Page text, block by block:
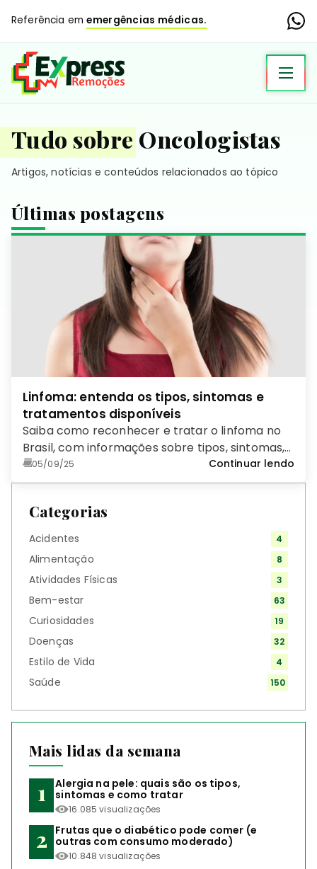
Referência ememergências médicas.
Tudo sobre Oncologistas
Artigos, notícias e conteúdos relacionados ao tópico
Últimas postagens
Linfoma: entenda os tipos, sintomas e
tratamentos disponíveis
Saiba como reconhecer e tratar o linfoma no
Brasil, com informações sobre tipos, sintomas,
diagnósticos e a importância do
acompanhamento médico para uma melhor
05/09/25 Continuar lendo
Categorias
Acidentes 4
Alimentação 8
Atividades Físicas 3
Bem-estar 63
Curiosidades 19
Doenças 32
Estilo de Vida 4
Saúde 150
Mais lidas da semana
Alergia na pele: quais são os tipos,
sintomas e como tratar
16.085 visualizações
Frutas que o diabético pode comer (e
outras com consumo moderado)
10.848 visualizações